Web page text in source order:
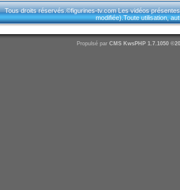
Tous droits réservés.©figurines-tv.com Les vidéos
modifiée).Toute utilisation,
Propulsé par CMS KwsPHP 1.7.1050